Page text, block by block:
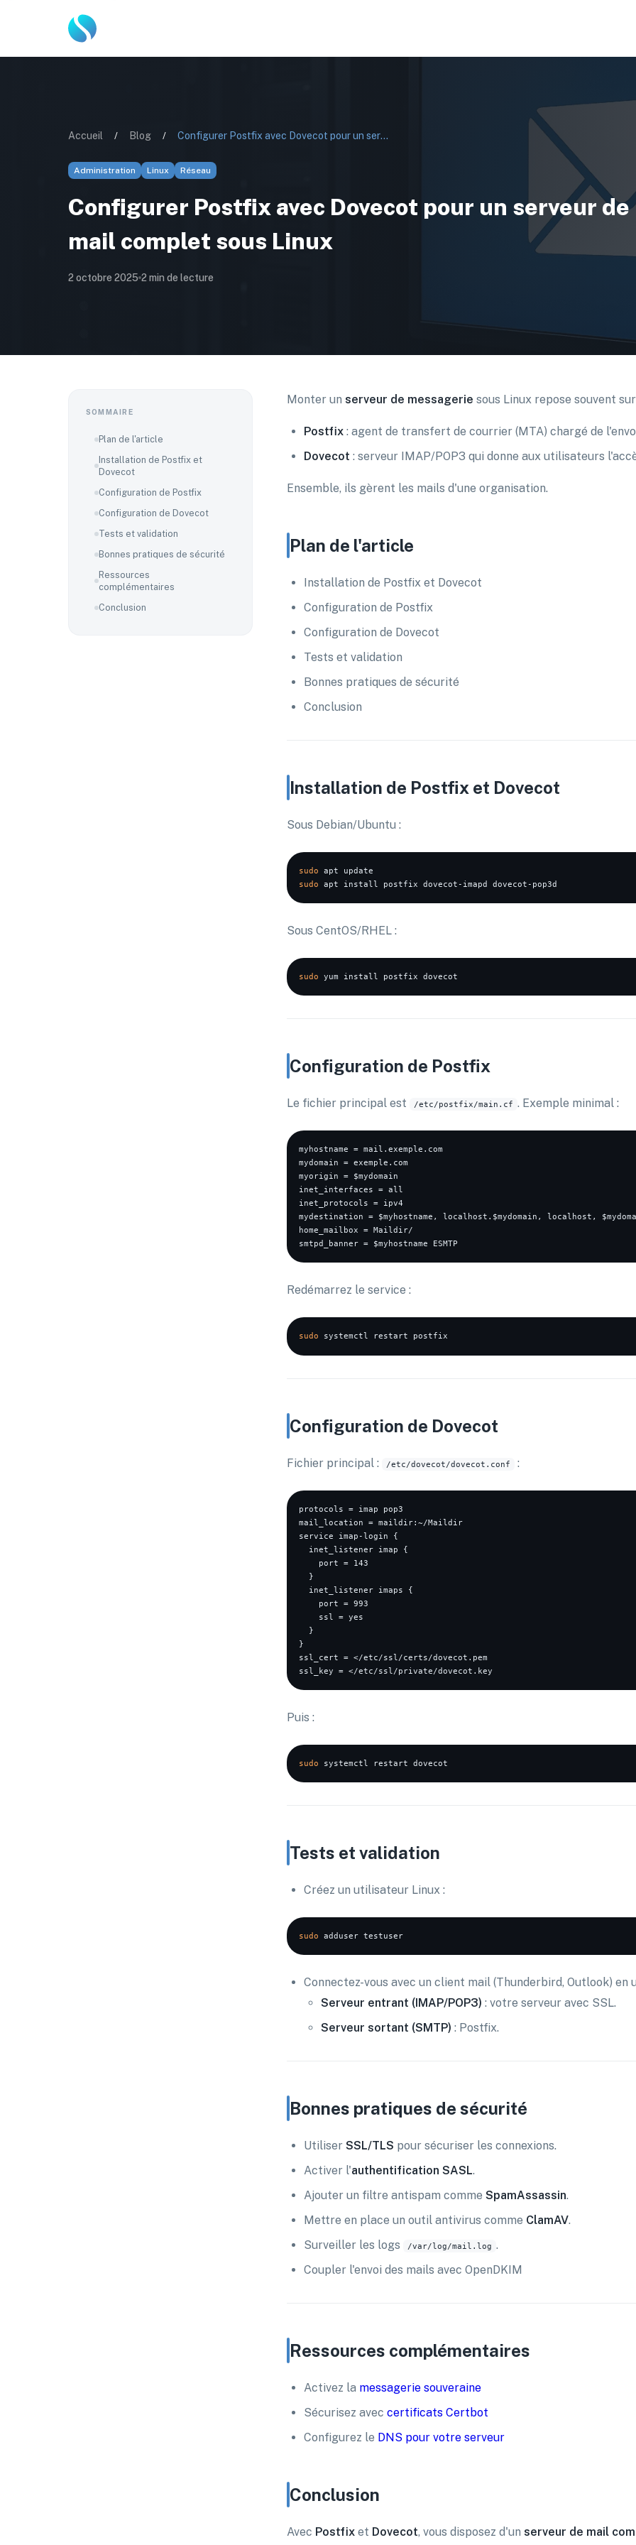
Accueil / Blog / Configurer Postfix avec Dovecot pour un serveur de mail complet sous Linux
Administration Linux Réseau
Configurer Postfix avec Dovecot pour un serveur de
mail complet sous Linux
2 octobre 2025 2 min de lecture
SOMMAIRE
Plan de l'article
Installation de Postfix et
Dovecot
Configuration de Postfix
Configuration de Dovecot
Tests et validation
Bonnes pratiques de sécurité
Ressources
complémentaires
Conclusion
Monter un serveur de messagerie sous Linux repose souvent
Postfix : agent de transfert de courrier (MTA) chargé de
Dovecot : serveur IMAP/POP3 qui donne aux utilisateurs
Ensemble, ils gèrent les mails d'une organisation.
Plan de l'article
Installation de Postfix et Dovecot
Configuration de Postfix
Configuration de Dovecot
Tests et validation
Bonnes pratiques de sécurité
Conclusion
Installation de Postfix et Dovecot
Sous Debian/Ubuntu :
sudo
sudo
Sous CentOS/RHEL :
sudo
Configuration de Postfix
Le fichier principal est /etc/postfix/main.cf . Exemple minimal :
myhostname = mail.exemple.com
mydomain = exemple.com
myorigin = $mydomain
inet_interfaces = all
inet_protocols = ipv4
mydestination = $myhostname, localhost.$mydomain, localhost,
home_mailbox = Maildir/
Redémarrez le service :
sudo
Configuration de Dovecot
Fichier principal : /etc/dovecot/dovecot.conf :
protocols = imap pop3
mail_location = maildir:~/Maildir
service imap-login {
  inet_listener imap {
    port = 143
  }
  inet_listener imaps {
    port = 993
    ssl = yes
  }
}
ssl_cert = </etc/ssl/certs/dovecot.pem
Puis :
sudo
Tests et validation
Créez un utilisateur Linux :
sudo
Connectez-vous avec un client mail (Thunderbird, Outlook) en
Serveur entrant (IMAP/POP3) : votre serveur avec SSL.
Serveur sortant (SMTP) : Postfix.
Bonnes pratiques de sécurité
Utiliser SSL/TLS pour sécuriser les connexions.
Activer l'authentification SASL.
Ajouter un filtre antispam comme SpamAssassin.
Mettre en place un outil antivirus comme ClamAV.
Surveiller les logs
/var/log/mail.log .
Coupler l'envoi des mails avec OpenDKIM
Ressources complémentaires
Activez la messagerie souveraine
Sécurisez avec certificats Certbot
Configurez le DNS pour votre serveur
Conclusion
Avec Postfix et Dovecot, vous disposez d'un serveur de mail